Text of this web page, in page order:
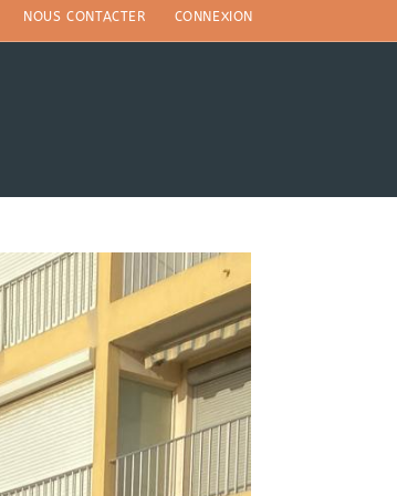
NOUS CONTACTER CONNEXION